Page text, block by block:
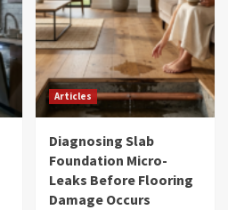
Articles
Diagnosing Slab
Foundation Micro-
Leaks Before Flooring
Damage Occurs